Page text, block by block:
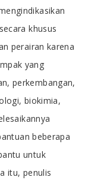
khusus
perairan karena
yang
perkembangan,
biokimia,
beberapa
untuk
itu, penulis